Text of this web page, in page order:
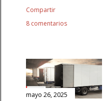
Compartir
8 comentarios
mayo 26, 2025